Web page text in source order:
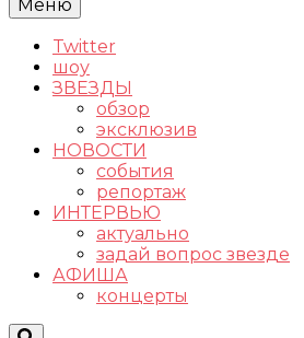
Меню
Twitter
шоу
ЗВЕЗДЫ
обзор
эксклюзив
НОВОСТИ
события
репортаж
ИНТЕРВЬЮ
актуально
задай вопрос звезде
АФИША
концерты